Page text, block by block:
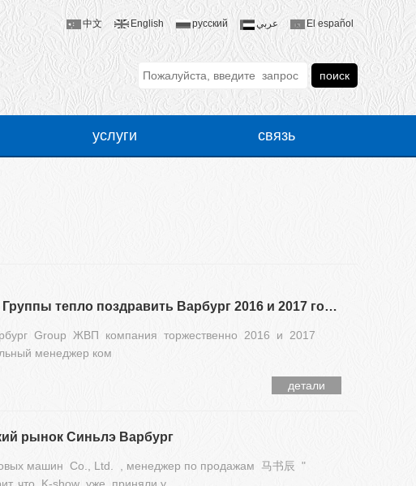
中文 English русский عربي El español
Вспомогательный механизм серии
услуги связь
Резюме и рекомендации Группы тепло поздравить Варбург 2016 и 2017 год вечеринка полным успехом
Group ЖВП компания торжественно 2016 и 2017
менеджер ком
детали
рынок Синьлэ Варбург
машин Co., Ltd. , менеджер по продажам 马书辰 "